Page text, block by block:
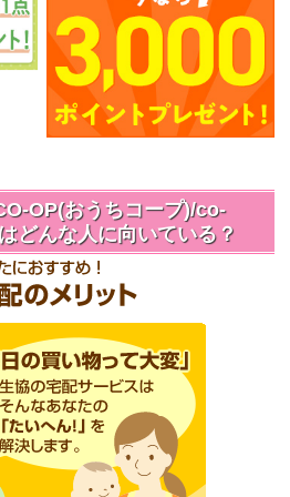
OP(おうちコープ)/co-
どんな人に向いている？